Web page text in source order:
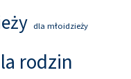
dla młoidzieży
rodzin